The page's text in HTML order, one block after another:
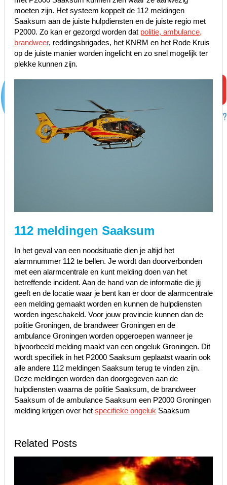
moeten zijn. Het systeem koppelt de 112 meldingen
Saaksum aan de juiste hulpdiensten en de juiste regio met
P2000. Zo kan er gezorgd worden dat politie, ambulance,
brandweer, reddingsbrigades, het KNRM en het Rode Kruis
op de juiste manier worden ingelicht en zo snel mogelijk ter
plekke kunnen zijn.
112 meldingen Saaksum
In het geval van een noodsituatie dien je altijd het
alarmnummer 112 te bellen. Je wordt dan doorverbonden
met een alarmcentrale en kunt melding doen van het
betreffende incident. Aan de hand van de informatie die jij
geeft en de locatie waar je bent kan er door de alarmcentrale
een melding gemaakt worden en kunnen de hulpdiensten
worden ingeschakeld. Voor jouw provincie kunnen dan de
politie Groningen, de brandweer Groningen en de
ambulance Groningen worden opgeroepen wanneer je
bijvoorbeeld melding maakt van een ongeluk Groningen. Dit
wordt specifiek in het P2000 Saaksum geplaatst waarin ook
alle andere 112 meldingen Saaksum terug te vinden zijn.
Deze meldingen worden dan doorgegeven aan de
hulpdiensten waarna de politie Saaksum, de brandweer
Saaksum of de ambulance Saaksum een P2000 Groningen
melding krijgen over het specifieke ongeluk Saaksum
Related Posts